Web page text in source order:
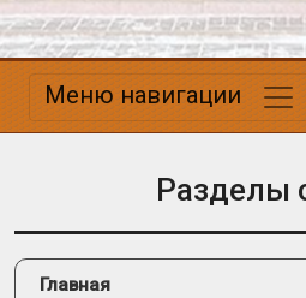
Меню навигации
Разделы
Главная